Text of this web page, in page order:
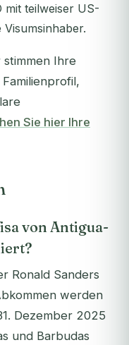
teilweiser US-
Ihre
Sie hier Ihre
von Antigua-
Ronald Sanders
werden
Dezember 2025
und Barbudas